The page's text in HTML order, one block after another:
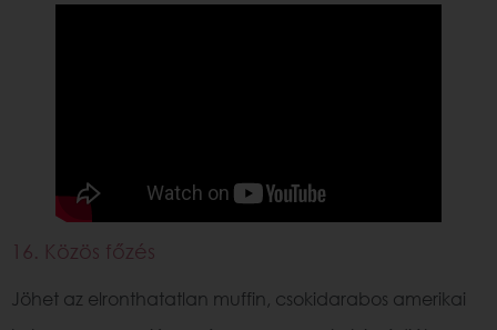
16. Közös főzés
Jöhet az elronthatatlan muffin, csokidarabos amerikai